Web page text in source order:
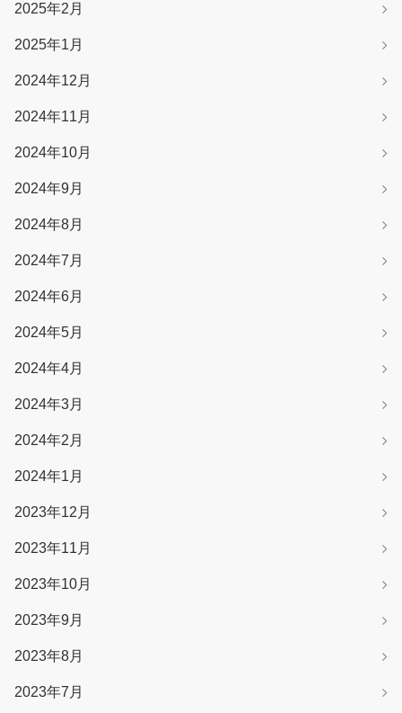
2025年2月
2025年1月
2024年12月
2024年11月
2024年10月
2024年9月
2024年8月
2024年7月
2024年6月
2024年5月
2024年4月
2024年3月
2024年2月
2024年1月
2023年12月
2023年11月
2023年10月
2023年9月
2023年8月
2023年7月